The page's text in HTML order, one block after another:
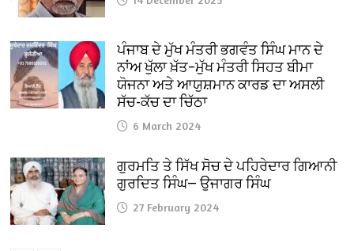
ਪੰਜਾਬ ਦੇ ਮੁੱਖ ਮੰਤਰੀ ਭਗਵੰਤ ਸਿੰਘ ਮਾਨ ਦੇ
ਨਾਂਅ ਖੁੱਲਾ ਖ਼ੱਤ–ਮੁੱਖ ਮੰਤਰੀ ਸਿਹਤ ਬੀਮਾ
ਯੋਜਨਾ ਅਤੇ ਆਯੁਸ਼ਮਾਨ ਕਾਰਡ ਦਾ ਅਸਲੀ
ਸੱਚ-ਕੱਚ ਦਾ ਚਿੱਠਾ
6 March 2024
ਗੁਰਮਤਿ ਤੇ ਸਿੱਖ ਸੋਚ ਦੇ ਪਹਿਰੇਦਾਰ ਗਿਆਨੀ
ਗੁਰਦਿਤ ਸਿੰਘ— ਉਜਾਗਰ ਸਿੰਘ
27 February 2024